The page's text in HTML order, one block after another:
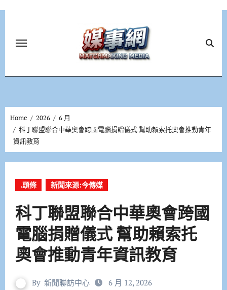
Home 2026
6 月
科丁聯盟聯合中華奧會跨國電腦捐贈儀式 幫助賴索托奧會推動青年
資訊教育
.頭條 新聞來源:今傳媒
科丁聯盟聯合中華奧會跨國
電腦捐贈儀式 幫助賴索托
奧會推動青年資訊教育
By 新聞聯訪中心 6 月 12, 2026